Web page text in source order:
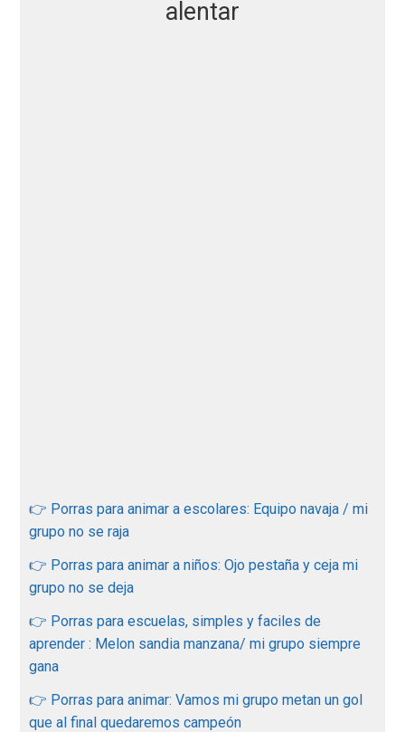
alentar
👉 Porras para animar a escolares: Equipo navaja / mi
grupo no se raja
👉 Porras para animar a niños: Ojo pestaña y ceja mi
grupo no se deja
👉 Porras para escuelas, simples y faciles de
aprender : Melon sandia manzana/ mi grupo siempre
gana
👉 Porras para animar: Vamos mi grupo metan un gol
que al final quedaremos campeón